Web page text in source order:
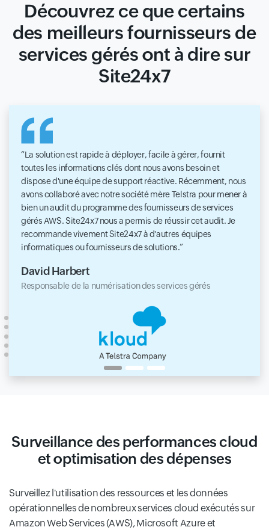
Découvrez ce que certains
des meilleurs fournisseurs de
services gérés ont à dire sur
Site24x7
La solution est rapide à déployer, facile à gérer, fournit
toutes les informations clés dont nous avons besoin et
dispose d'une équipe de support réactive. Récemment, nous
avons collaboré avec notre société mère Telstra pour mener à
bien un audit du programme des fournisseurs de services
gérés AWS. Site24x7 nous a permis de réussir cet audit. Je
recommande vivement Site24x7 à d'autres équipes
informatiques ou fournisseurs de solutions.
David Harbert
Responsable de la numérisation des services gérés
Surveillance des performances cloud
et optimisation des dépenses
Surveillez l'utilisation des ressources et les données
opérationnelles de nombreux services cloud exécutés sur
Amazon Web Services (AWS), Microsoft Azure et